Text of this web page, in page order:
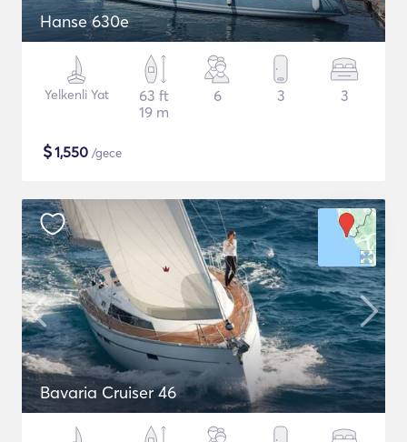
Hanse 630e
Yelkenli Yat
63 ft
19 m
6 3 3
$1,550 /gece
Bavaria Cruiser 46